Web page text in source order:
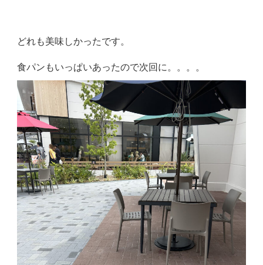
どれも美味しかったです。
食パンもいっぱいあったので次回に。。。。